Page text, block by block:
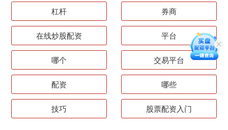
杠杆 券商
在线炒股配资 平台
哪个 交易平台
配资 哪些
技巧 股票配资入门